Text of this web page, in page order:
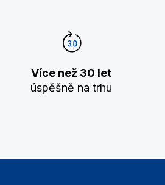
Více než 30 let
úspěšně na trhu